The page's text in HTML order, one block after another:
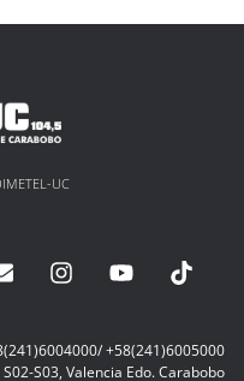
UC
+58(241)6005000
S03, Valencia Edo. Carabobo